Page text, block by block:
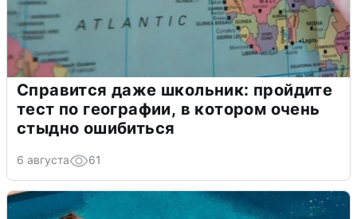
Справится даже школьник: пройдите
тест по географии, в котором очень
стыдно ошибиться
6 августа 61